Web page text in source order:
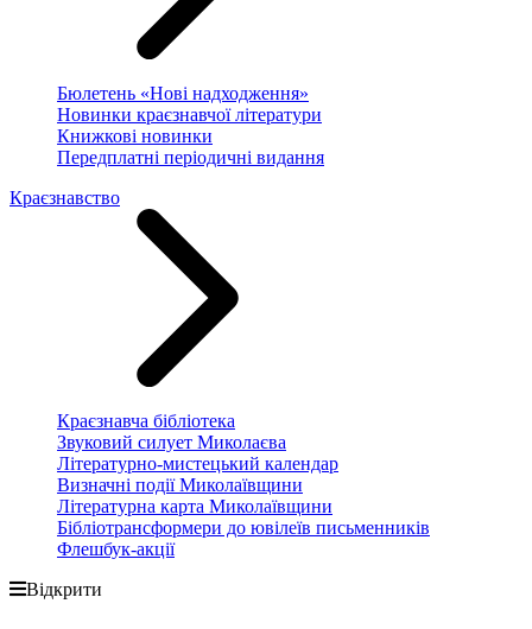
Бюлетень «Нові надходження»
Новинки краєзнавчої літератури
Книжкові новинки
Передплатні періодичні видання
Краєзнавство
Краєзнавча бібліотека
Звуковий силует Миколаєва
Літературно-мистецький календар
Визначні події Миколаївщини
Літературна карта Миколаївщини
Бібліотрансформери до ювілеїв письменників
Флешбук-акції
Відкрити